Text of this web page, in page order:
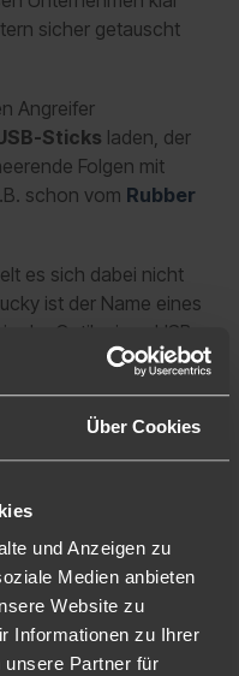
Über Cookies
und Anzeigen zu
Medien anbieten
Website zu
Informationen zu Ihrer
unsere Partner für
sicher getauscht
Angreifer
Sticks laden, der
Folgen mit
schon vom Rubber
es sich dabei nicht
ist der Name eines
der Optik eines USB-
an einen
Skripte ausführen
gesamte
Mitarbeiter